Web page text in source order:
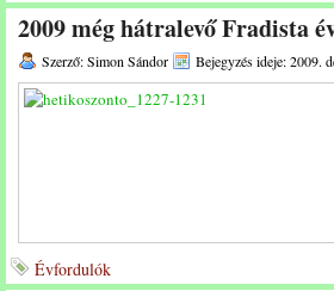
2009 még hátralevő Fradista
Szerző: Simon Sándor Bejegyzés ideje: 2009.
Évfordulók